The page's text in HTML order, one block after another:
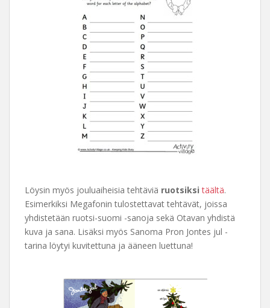
Löysin myös jouluaiheisia tehtäviä ruotsiksi täältä.
Esimerkiksi Megafonin tulostettavat tehtävät, joissa
yhdistetään ruotsi-suomi -sanoja sekä Otavan yhdistä
kuva ja sana. Lisäksi myös Sanoma Pron Jontes jul -
tarina löytyi kuvitettuna ja ääneen luettuna!